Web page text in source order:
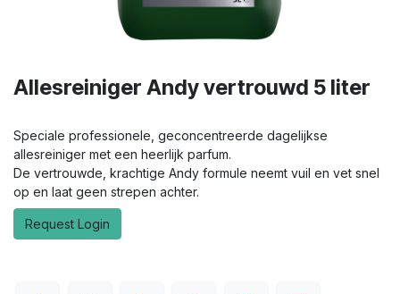
Allesreiniger Andy vertrouwd 5 liter
Speciale professionele, geconcentreerde dagelijkse
allesreiniger met een heerlijk parfum.
De vertrouwde, krachtige Andy formule neemt vuil en vet snel
op en laat geen strepen achter.
Request Login